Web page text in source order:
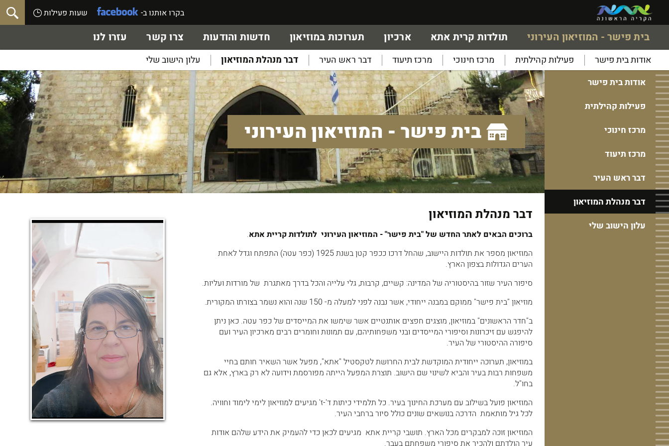
בקרו אותנו ב- שעות פעילות
בית פישר - המוזיאון העירוני
אודות בית פישר פעילות קהילתית מרכז חינוכי מרכז תיעוד דבר ראש העיר דבר מנהלת המוזיאון עלון הישוב שלי
תולדות קרית אתא ארכיון תערוכות במוזיאון חדשות והודעות צרו קשר עזרו לנו
אודות בית פישר
פעילות קהילתית
מרכז חינוכי
מרכז תיעוד
דבר ראש העיר
דבר מנהלת המוזיאון
עלון הישוב שלי
בית פישר - המוזיאון העירוני
דבר מנהלת המוזיאון
ברוכים הבאים לאתר החדש של "בית פישר" - המוזיאון העירוני לתולדות קריית אתא.
המוזיאון מספר את תולדות היישוב, שהחל דרכו ככפר קטן בשנת 1925 (כפר עטה) התפתח וגדל לאחת
הערים הגדולות בצפון הארץ.
סיפור העיר שזור בהיסטוריה של המדינה: קשיים, קרבות, גלי עלייה והכל בדרך מאתגרת של מורדות ועליות.
מוזיאון "בית פישר" ממוקם במבנה ייחודי, אשר נבנה לפני למעלה מ- 150 שנה והוא נשמר בצורתו המקורית.
ב"חדר הראשונים" במוזיאון, מוצגים חפצים אותנטיים אשר שימשו את המייסדים של כפר עטה. כאן ניתן
להיפגש עם זיכרונות וסיפורי המייסדים ובני משפחותיהם, עם תמונות וחומרים רבים מארכיון העיר ועם
סיפורה ההיסטורי של העיר.
במוזיאון, תערוכה ייחודית המוקדשת לבית החרושת לטקסטיל "אתא", מפעל אשר השאיר חותם בחיי
משפחות רבות בעיר והביא לשינוי שם הישוב. תוצרת המפעל הייתה מפורסמת וידועה לא רק בארץ, אלא גם
בחו"ל.
המוזיאון פועל בשילוב עם מערכת החינוך בעיר. כל תלמידי כיתות ד'-ז' מגיעים למוזיאון לימי לימוד וחוויה.
לכל גיל מותאמת הדרכה בנושאים שונים כולל סיור ברחבי העיר.
המוזיאון זוכה למבקרים מכל הארץ. תושבי קריית אתא מגיעים לכאן כדי להעמיק את הידע שלהם אודות
עיר הולדתם ולהכיר את סיפורי משפחתם בעבר.